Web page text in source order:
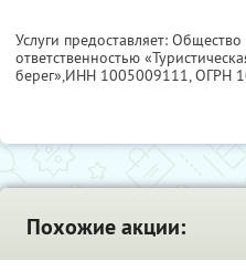
Услуги предоставляет:
ответственностью
берег»,ИНН 1005009111, ОГРН
Похожие акции: